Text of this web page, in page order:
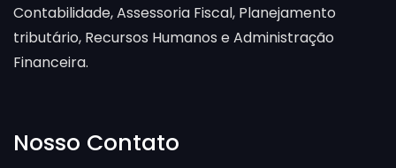
Contabilidade, Assessoria Fiscal, Planejamento
tributário, Recursos Humanos e Administração
Financeira.
Nosso Contato